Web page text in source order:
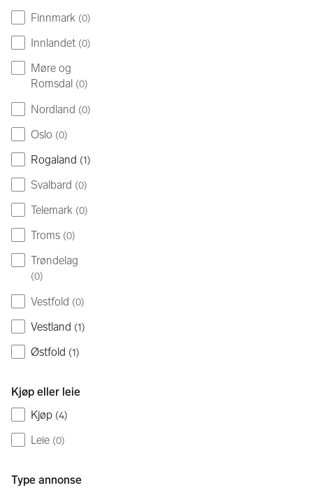
Finnmark (0)
Innlandet (0)
Møre og
Romsdal (0)
Nordland (0)
Oslo (0)
Rogaland (1)
Svalbard (0)
Telemark (0)
Troms (0)
Trøndelag
(0)
Vestfold (0)
Vestland (1)
Østfold (1)
Kjøp eller leie
Kjøp (4)
Leie (0)
Type annonse